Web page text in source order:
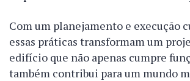
Com um planejamento e execução
essas práticas transformam um
edifício que não apenas cumpre
também contribui para um mundo